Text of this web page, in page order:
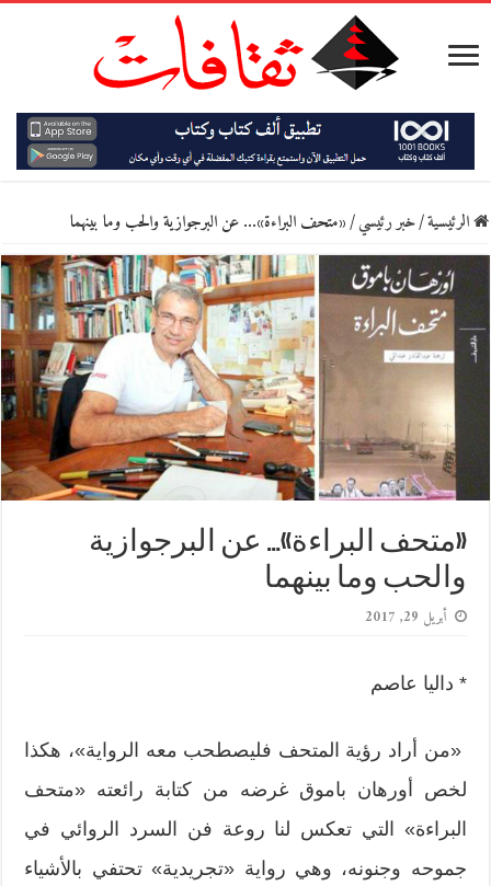
الرئيسية/خبر رئيسي/«متحف البراءة»… عن البرجوازية والحب وما بينهما
«متحف البراءة»… عن البرجوازية
والحب وما بينهما
أبريل 29, 2017
* داليا عاصم
«من أراد رؤية المتحف فليصطحب معه الرواية»، هكذا
لخص أورهان باموق غرضه من كتابة رائعته «متحف
البراءة» التي تعكس لنا روعة فن السرد الروائي في
جموحه وجنونه، وهي رواية «تجريدية» تحتفي بالأشياء